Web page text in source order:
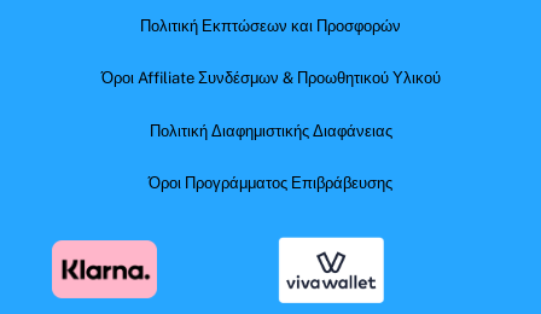
Πολιτική Εκπτώσεων και Προσφορών
Όροι Affiliate Συνδέσμων & Προωθητικού Υλικού
Πολιτική Διαφημιστικής Διαφάνειας
Όροι Προγράμματος Επιβράβευσης